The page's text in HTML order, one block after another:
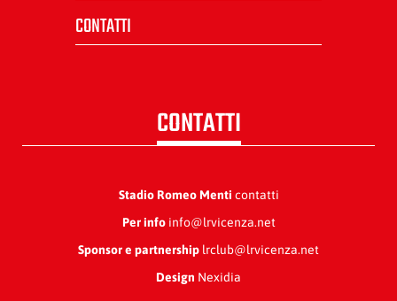
CONTATTI
CONTATTI
Stadio Romeo Menti contatti
Per infoinfo@lrvicenza.net
Sponsor e partnership lrclub@lrvicenza.net
Design Nexidia